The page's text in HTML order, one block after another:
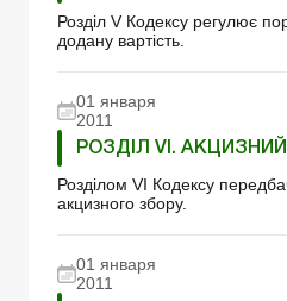
Розділ V Кодексу регулює
додану вартість.
01 января
2011
РОЗДІЛ VI.
Розділом VІ Кодексу
акцизного збору.
01 января
2011